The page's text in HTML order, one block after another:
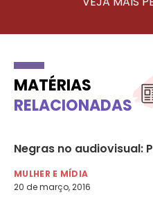
MATÉRIAS
RELACIONADAS
Negras no audiovisual:
MULHER E MÍDIA
20 de março, 2016